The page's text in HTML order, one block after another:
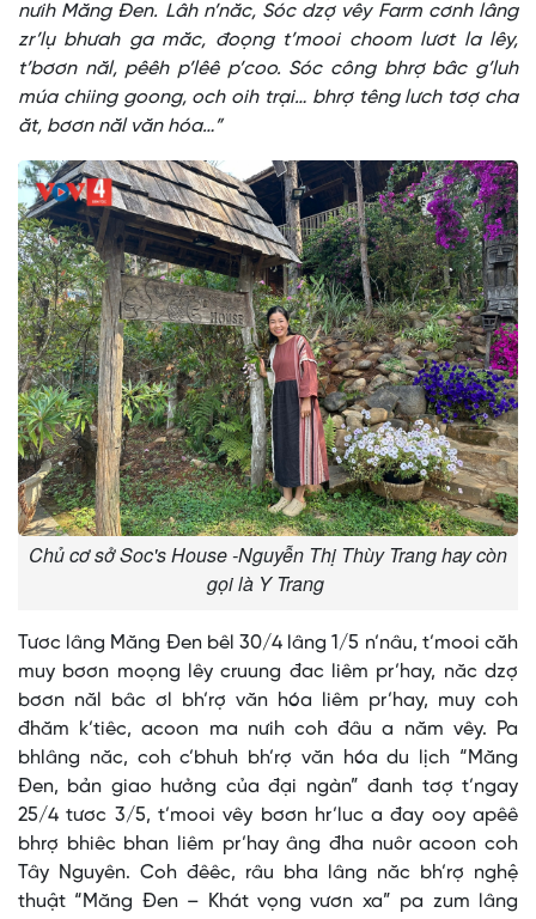
nưih Măng Đen. Lâh n’năc, Sóc dzợ vêy Farm cơnh lâng
zr’lụ bhưah ga măc, đoọng t’mooi choom lươt la lêy,
t’bơơn năl, pêêh p’lêê p’coo. Sóc công bhrợ bâc g’luh
múa chiing goong, och oih trại… bhrợ têng lưch tơợ cha
ăt, bơơn năl văn hóa…”
Chủ cơ sở Soc's House -Nguyễn Thị Thùy Trang hay còn
gọi là Y Trang
Tươc lâng Măng Đen bêl 30/4 lâng 1/5 n’nâu, t’mooi căh
muy bơơn moọng lêy cruung đac liêm pr’hay, năc dzợ
bơơn năl bâc ơl bh’rợ văn hóa liêm pr’hay, muy coh
đhăm k’tiêc, acoon ma nưih coh đâu a năm vêy. Pa
bhlâng năc, coh c’bhuh bh’rợ văn hóa du lịch “Măng
Đen, bản giao hưởng của đại ngàn” đanh tơợ t’ngay
25/4 tươc 3/5, t’mooi vêy bơơn hr’luc a đay ooy apêê
bhrợ bhiêc bhan liêm pr’hay âng đha nuôr acoon coh
Tây Nguyên. Coh đêêc, râu bha lâng năc bh’rợ nghệ
thuật “Măng Đen – Khát vọng vươn xa” pa zum lâng